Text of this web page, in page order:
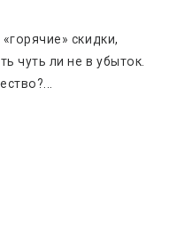
скидки,
чуть ли не в убыток.